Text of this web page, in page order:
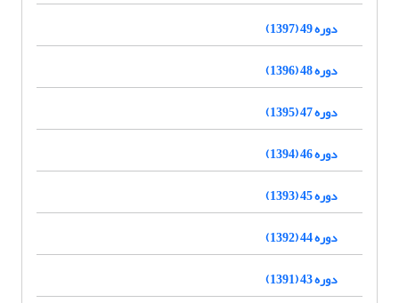
دوره 49 (1397)
دوره 48 (1396)
دوره 47 (1395)
دوره 46 (1394)
دوره 45 (1393)
دوره 44 (1392)
دوره 43 (1391)